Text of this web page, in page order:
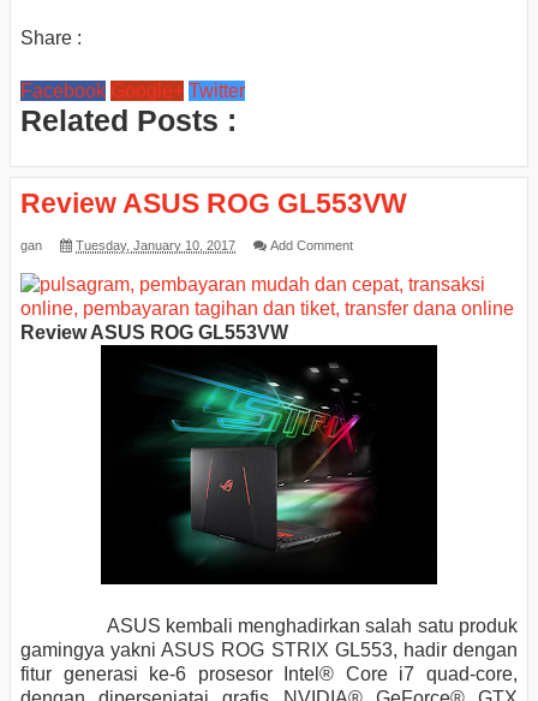
Share :
Facebook Google+ Twitter
Related Posts :
Review ASUS ROG GL553VW
gan Tuesday, January 10, 2017 Add Comment
Review ASUS ROG GL553VW
ASUS kembali menghadirkan salah satu produk
gamingya yakni ASUS ROG STRIX GL553, hadir dengan
fitur generasi ke-6 prosesor Intel® Corei7quad-core,